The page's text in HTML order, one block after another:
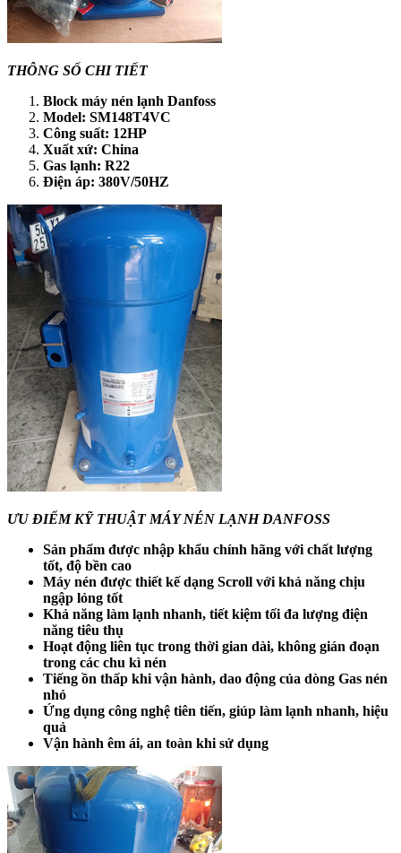
THÔNG SỐ CHI TIẾT
Block máy nén lạnh Danfoss
Model: SM148T4VC
Công suất: 12HP
Xuất xứ: China
Gas lạnh: R22
Điện áp: 380V/50HZ
ƯU ĐIỂM KỸ THUẬT MÁY NÉN LẠNH DANFOSS
Sản phẩm được nhập khẩu chính hãng với chất lượng
tốt, độ bền cao
Máy nén được thiết kế dạng Scroll với khả năng chịu
ngập lỏng tốt
Khả năng làm lạnh nhanh, tiết kiệm tối đa lượng điện
năng tiêu thụ
Hoạt động liên tục trong thời gian dài, không gián đoạn
trong các chu kì nén
Tiếng ồn thấp khi vận hành, dao động của dòng Gas nén
nhỏ
Ứng dụng công nghệ tiên tiến, giúp làm lạnh nhanh, hiệu
quả
Vận hành êm ái, an toàn khi sử dụng